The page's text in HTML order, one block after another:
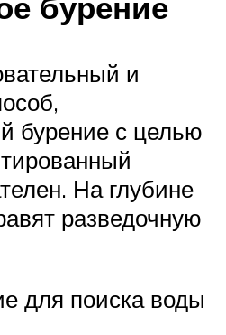
и
бурение с целью
На глубине
разведочную
для поиска воды